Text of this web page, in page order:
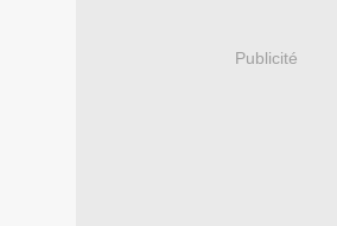
Publicité